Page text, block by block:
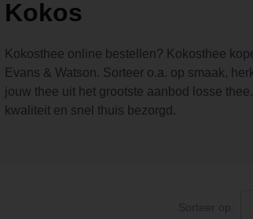
Kokos
Kokosthee online bestellen? Kokosthee
Evans & Watson. Sorteer o.a. op smaak,
jouw thee uit het grootste aanbod losse
kwaliteit en snel thuis bezorgd.